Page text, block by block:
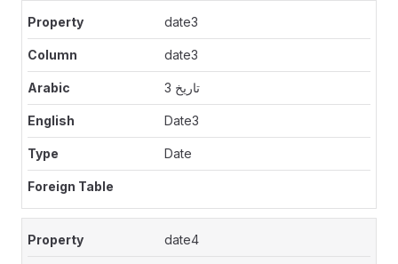
date3
date3
تاريخ 3
Date3
Date
date4